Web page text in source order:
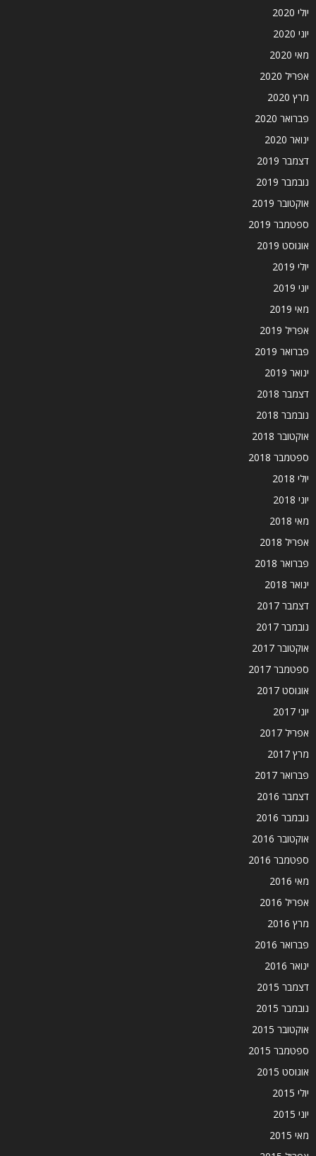
יולי 2020
יוני 2020
מאי 2020
אפריל 2020
מרץ 2020
פברואר 2020
ינואר 2020
דצמבר 2019
נובמבר 2019
אוקטובר 2019
ספטמבר 2019
אוגוסט 2019
יולי 2019
יוני 2019
מאי 2019
אפריל 2019
פברואר 2019
ינואר 2019
דצמבר 2018
נובמבר 2018
אוקטובר 2018
ספטמבר 2018
יולי 2018
יוני 2018
מאי 2018
אפריל 2018
פברואר 2018
ינואר 2018
דצמבר 2017
נובמבר 2017
אוקטובר 2017
ספטמבר 2017
אוגוסט 2017
יוני 2017
אפריל 2017
מרץ 2017
פברואר 2017
דצמבר 2016
נובמבר 2016
אוקטובר 2016
ספטמבר 2016
מאי 2016
אפריל 2016
מרץ 2016
פברואר 2016
ינואר 2016
דצמבר 2015
נובמבר 2015
אוקטובר 2015
ספטמבר 2015
אוגוסט 2015
יולי 2015
יוני 2015
מאי 2015